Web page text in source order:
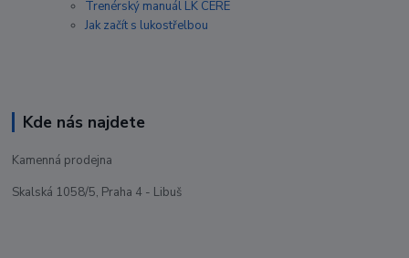
Trenérský manuál LK CERE
Jak začít s lukostřelbou
Kde nás najdete
Kamenná prodejna
Skalská 1058/5, Praha 4 - Libuš